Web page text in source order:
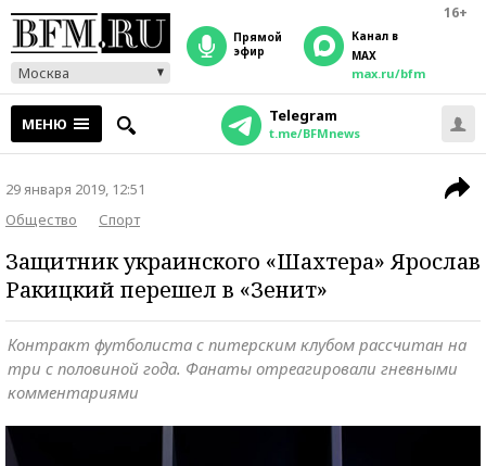
16+
Москва
прямой
эфир
Канал в
MAX
max.ru/bfm
МЕНЮ Telegram
t.me/BFMnews
29 января 2019, 12:51
Общество
Спорт
Защитник украинского «Шахтера» Ярослав
Ракицкий перешел в «Зенит»
Контракт футболиста с питерским клубом рассчитан на
три с половиной года. Фанаты отреагировали гневными
комментариями